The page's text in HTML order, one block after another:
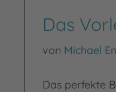
Das
von Michael
Das perfekte